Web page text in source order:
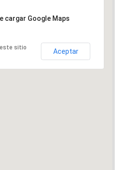
cargar Google Maps
este sitio
Aceptar